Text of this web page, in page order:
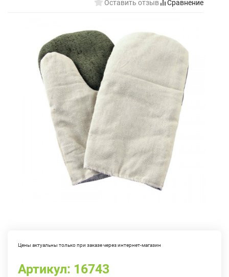
Оставить отзыв Сравнение
Цены актуальны только при заказе через интернет-магазин
Артикул: 16743